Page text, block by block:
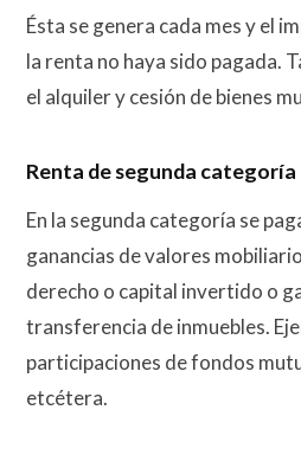
Ésta se genera cada mes y el
la renta no haya sido pagada.
el alquiler y cesión de bienes
Renta de segunda categoría
En la segunda categoría se
ganancias de valores
derecho o capital invertido o
transferencia de inmuebles.
participaciones de fondos
etcétera.